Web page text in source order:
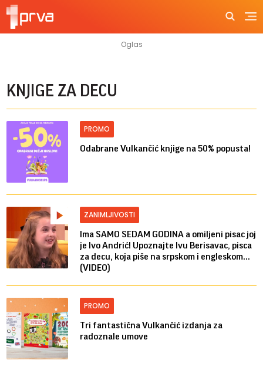
KNJIGE ZA DECU
PROMO
Odabrane Vulkančić knjige na 50% popusta!
ZANIMLJIVOSTI
Ima SAMO SEDAM GODINA a omiljeni pisac joj
je Ivo Andrić! Upoznajte Ivu Berisavac, pisca
za decu, koja piše na srpskom i engleskom...
(VIDEO)
PROMO
Tri fantastična Vulkančić izdanja za
radoznale umove